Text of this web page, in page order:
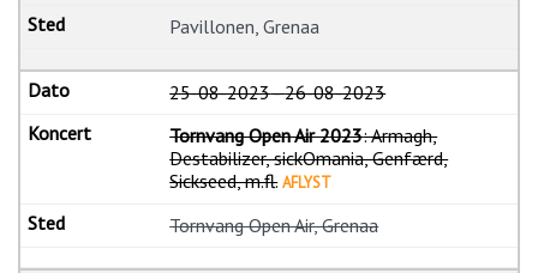
Pavillonen, Grenaa
25-08-2023-26-08-2023
Tornvang Open Air 2023: Armagh,
Destabilizer, sickOmania, Genfærd,
Sickseed, m.fl. AFLYST
Tornvang Open Air, Grenaa